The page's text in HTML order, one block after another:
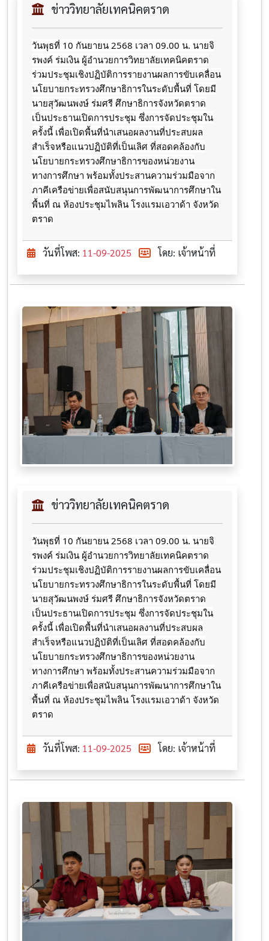
ข่าววิทยาลัยเทคนิคตราด
วันพุธที่ 10 กันยายน 2568 เวลา 09.00 น. นายจิ
รพงค์ ร่มเงิน ผู้อำนวยการวิทยาลัยเทคนิคตราด
ร่วมประชุมเชิงปฏิบัติการรายงานผลการขับเคลื่อน
นโยบายกระทรวงศึกษาธิการในระดับพื้นที่ โดยมี
นายสุวัฒนพงษ์ ร่มศรี ศึกษาธิการจังหวัดตราด
เป็นประธานเปิดการประชุม ซึ่งการจัดประชุมใน
ครั้งนี้ เพื่อเปิดพื้นที่นำเสนอผลงานที่ประสบผล
สำเร็จหรือแนวปฏิบัติที่เป็นเลิศ ที่สอดคล้องกับ
นโยบายกระทรวงศึกษาธิการของหน่วยงาน
ทางการศึกษา พร้อมทั้งประสานความร่วมมือจาก
ภาคีเครือข่ายเพื่อสนับสนุนการพัฒนาการศึกษาใน
พื้นที่ ณ ห้องประชุมไพลิน โรงแรมเอวาด้า จังหวัด
ตราด
วันที่โพส: 11-09-2025 โดย: เจ้าหน้าที่
ข่าววิทยาลัยเทคนิคตราด
วันพุธที่ 10 กันยายน 2568 เวลา 09.00 น. นายจิ
รพงค์ ร่มเงิน ผู้อำนวยการวิทยาลัยเทคนิคตราด
ร่วมประชุมเชิงปฏิบัติการรายงานผลการขับเคลื่อน
นโยบายกระทรวงศึกษาธิการในระดับพื้นที่ โดยมี
นายสุวัฒนพงษ์ ร่มศรี ศึกษาธิการจังหวัดตราด
เป็นประธานเปิดการประชุม ซึ่งการจัดประชุมใน
ครั้งนี้ เพื่อเปิดพื้นที่นำเสนอผลงานที่ประสบผล
สำเร็จหรือแนวปฏิบัติที่เป็นเลิศ ที่สอดคล้องกับ
นโยบายกระทรวงศึกษาธิการของหน่วยงาน
ทางการศึกษา พร้อมทั้งประสานความร่วมมือจาก
ภาคีเครือข่ายเพื่อสนับสนุนการพัฒนาการศึกษาใน
พื้นที่ ณ ห้องประชุมไพลิน โรงแรมเอวาด้า จังหวัด
ตราด
วันที่โพส: 11-09-2025 โดย: เจ้าหน้าที่